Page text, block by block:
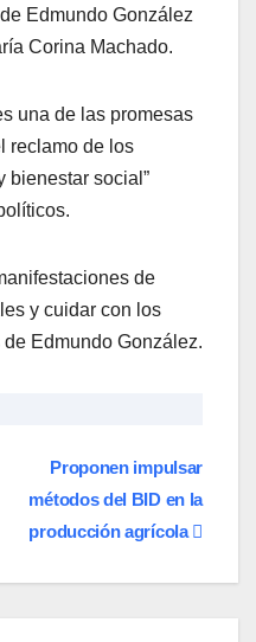
Edmundo González
Corina Machado.
una de las promesas
reclamo de los
bienestar social”
de
y cuidar con los
Edmundo González.
Proponen impulsar
métodos del BID en la
producción agrícola